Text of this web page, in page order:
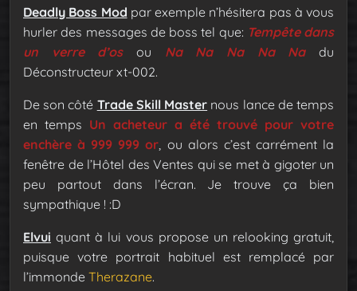
Deadly Boss Mod par exemple n’hésitera pas à vous
hurler des messages de boss tel que: Tempête dans
un verre d’osou Na Na Na Na Nadu
Déconstructeur xt-002.
De son côté Trade Skill Master nous lance de temps
en temps Un acheteur a été trouvé pour votre
enchère à 999 999 or, ou alors c’est carrément la
fenêtre de l’Hôtel des Ventes qui se met à gigoter un
peu partout dans l’écran. Je trouve ça bien
sympathique ! :D
Elvui quant à lui vous propose un relooking gratuit,
puisque votre portrait habituel est remplacé par
l’immonde Therazane.